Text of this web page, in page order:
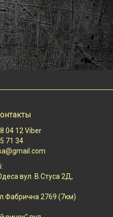
04 12 Viber
71 34
вул. В.Стуса 2Д,
2769 (7км)